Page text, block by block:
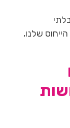
שלנו,